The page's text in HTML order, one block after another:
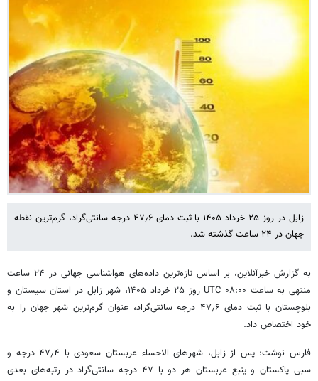
زابل در روز ۲۵ خرداد ۱۴۰۵ با ثبت دمای ۴۷٫۶ درجه سانتی‌گراد، گرم‌ترین نقطه
جهان در ۲۴ ساعت گذشته شد.
به گزارش خبرآنلاین، بر اساس تازه‌ترین داده‌های هواشناسی جهانی در ۲۴ ساعت
منتهی به ساعت ۰۸:۰۰ UTC روز ۲۵ خرداد ۱۴۰۵، شهر زابل در استان سیستان و
بلوچستان با ثبت دمای ۴۷٫۶ درجه سانتی‌گراد، عنوان گرم‌ترین شهر جهان را به
خود اختصاص داد.
فارس نوشت: پس از زابل، شهرهای الاحساء عربستان سعودی با ۴۷٫۴ درجه و
سبی پاکستان و ینبع عربستان هر دو با ۴۷ درجه سانتی‌گراد در رتبه‌های بعدی